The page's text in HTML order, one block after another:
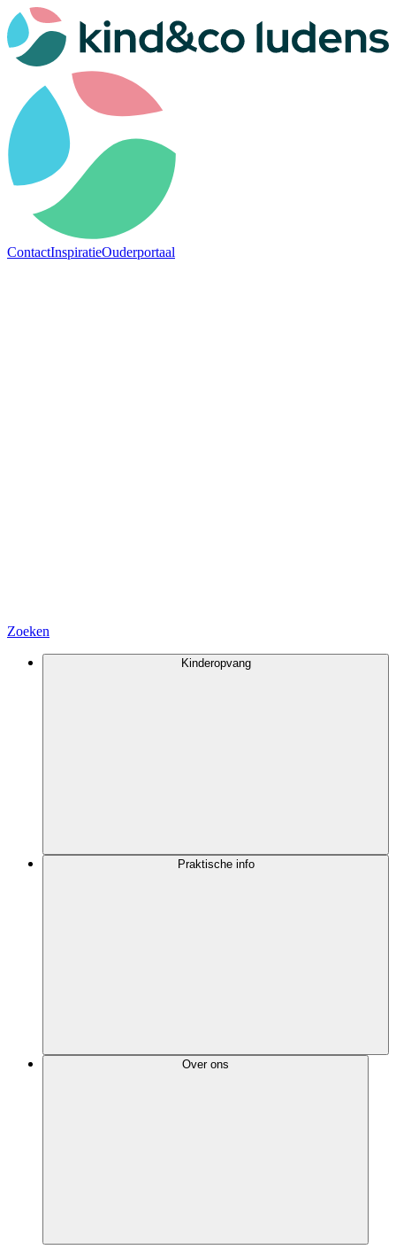
ContactInspiratieOuderportaal
Zoeken
Kinderopvang
Praktische info
Over ons